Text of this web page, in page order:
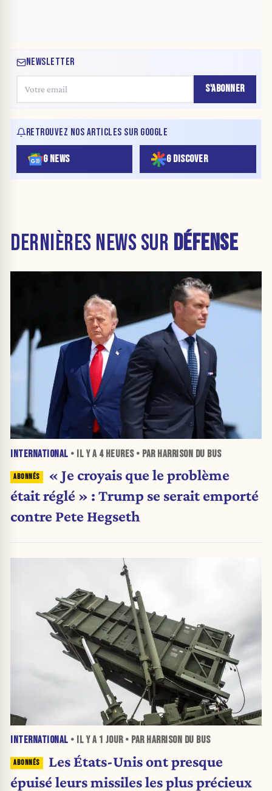
NEWSLETTER
S'ABONNER
RETROUVEZ NOS ARTICLES SUR GOOGLE
G NEWS G DISCOVER
DERNIÈRES NEWS SUR DÉFENSE
INTERNATIONAL • IL Y A 4 HEURES• PAR HARRISON DU BUS
« Je croyais que le problème
était réglé » : Trump se serait emporté
contre Pete Hegseth
INTERNATIONAL • IL Y A 1 JOUR• PAR HARRISON DU BUS
Les États-Unis ont presque
épuisé leurs missiles les plus précieux